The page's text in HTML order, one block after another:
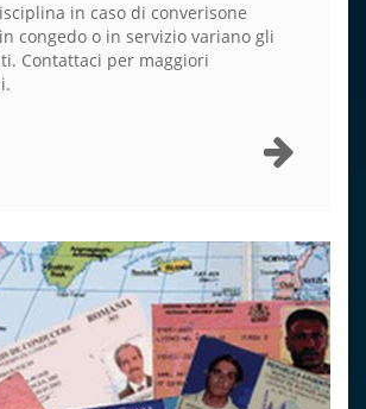
in caso di converisone
congedo o in servizio variano gli
Contattaci per maggiori